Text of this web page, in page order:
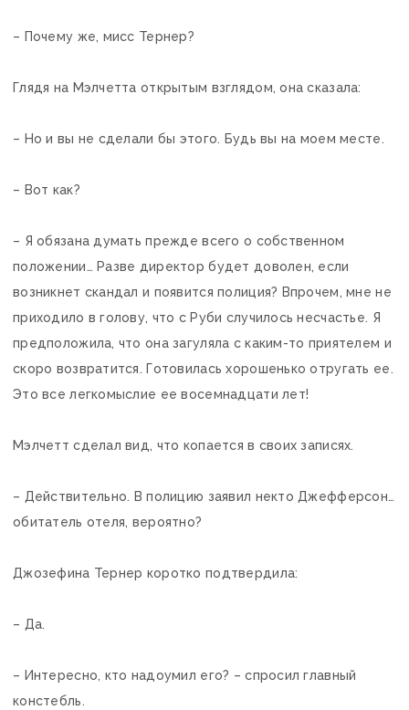
– Почему же, мисс Тернер?
Глядя на Мэлчетта открытым взглядом, она сказала:
– Но и вы не сделали бы этого. Будь вы на моем месте.
– Вот как?
– Я обязана думать прежде всего о собственном
положении… Разве директор будет доволен, если
возникнет скандал и появится полиция? Впрочем, мне не
приходило в голову, что с Руби случилось несчастье. Я
предположила, что она загуляла с каким-то приятелем и
скоро возвратится. Готовилась хорошенько отругать ее.
Это все легкомыслие ее восемнадцати лет!
Мэлчетт сделал вид, что копается в своих записях.
– Действительно. В полицию заявил некто Джефферсон…
обитатель отеля, вероятно?
Джозефина Тернер коротко подтвердила:
– Да.
– Интересно, кто надоумил его? – спросил главный
констебль.